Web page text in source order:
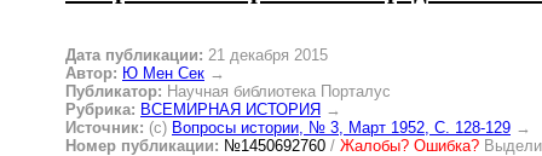
Дата публикации: 21 декабря 2015
Автор: Ю Мен Сек →
Публикатор: Научная библиотека Порталус
Рубрика: ВСЕМИРНАЯ ИСТОРИЯ →
Источник: (c) Вопросы истории, № 3, Март 1952, C. 128-129 →
Номер публикации: №1450692760 / Жалобы? Ошибка?